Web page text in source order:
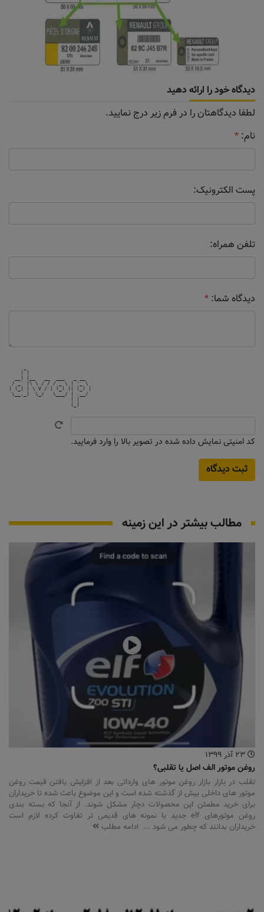
دیدگاه خود را ارائه دهید
لطفا دیدگاهتان را در فرم زیر درج نمایید.
نام: *
پست الکترونیک:
تلفن همراه:
دیدگاه شما: *
/ _` |\ \ / / / _ \ | '_ \
| (_| | \ V / | (_) || |_) |
\__,_|  \_/   \___/ | .__/
کد امنیتی نمایش داده شده در تصویر بالا را وارد فرمایید.
مطالب بیشتر در این زمینه
روغن موتور الف اصل یا تقلبی؟
تقلب در بازار بازار روغن موتور های وارداتی بعد از افزایش یافتن قیمت روغن
موتور های داخلی بیش از گذشته شده است و این موضوع باعث شده تا خریداران
برای خرید مطمئن این محصولات دچار مشکل شوند. از آنجا که بسته بندی
روغن موتورهای elf جدید با نمونه های قدیمی تر تفاوت کرده لازم است
خریداران بدانند که چطور می شود ... ادامه مطلب